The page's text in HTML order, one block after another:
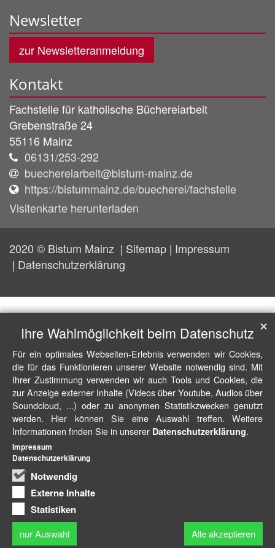
Newsletter
zur Newsletteranmeldung
Kontakt
Fachstelle für katholische Büchereiarbeit
Grebenstraße 24
55116 Mainz
06131/253-292
buechereiarbeit@bistum-mainz.de
https://bistummainz.de/buecherei/fachstelle
Visitenkarte herunterladen
2020 © Bistum Mainz Sitemap Impressum
Datenschutzerklärung
Ihre Wahlmöglichkeit beim Datenschutz
Für ein optimales Webseiten-Erlebnis verwenden wir Cookies,
die für das Funktionieren unserer Website notwendig sind. Mit
Ihrer Zustimmung verwenden wir auch Tools und Cookies, die
zur Anzeige externer Inhalte (Videos über Youtube, Audios über
Soundcloud, ...) oder zu anonymen Statistikzwecken genutzt
werden. Hier können Sie eine Auswahl treffen. Weitere
Informationen finden Sie in unserer Datenschutzerklärung.
Notwendig
Externe Inhalte
Statistiken
nur Auswahl Alle akzeptieren
✕
Impressum
Datenschutzerklärung